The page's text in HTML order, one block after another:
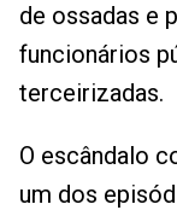
de ossadas e
funcionários
terceirizadas.
O escândalo
um dos